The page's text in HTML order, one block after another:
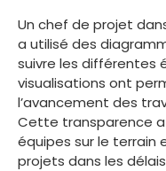
Un chef de projet
a utilisé des
suivre les différentes
visualisations ont
l’avancement des
Cette transparence
équipes sur le terrain
projets dans les